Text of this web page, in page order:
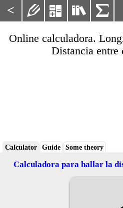
<    
Online calculadora.
Distancia entre
Calculator Guide Some theory
Calculadora para hallar la